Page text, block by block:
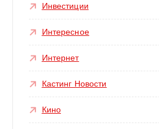
Инвестиции
Интересное
Интернет
Кастинг Новости
Кино